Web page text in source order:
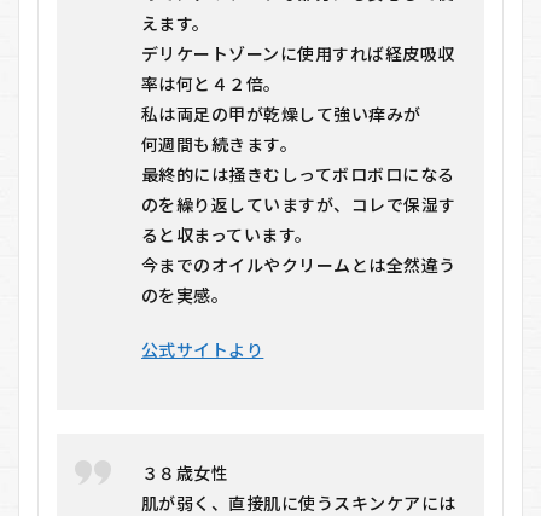
えます。
デリケートゾーンに使用すれば経皮吸収
率は何と４２倍。
私は両足の甲が乾燥して強い痒みが
何週間も続きます。
最終的には掻きむしってボロボロになる
のを繰り返していますが、コレで保湿す
ると収まっています。
今までのオイルやクリームとは全然違う
のを実感。
公式サイトより
３８歳女性
肌が弱く、直接肌に使うスキンケアには